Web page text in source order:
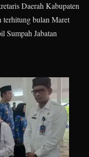
Daerah Kabupaten
bulan Maret
Sumpah Jabatan